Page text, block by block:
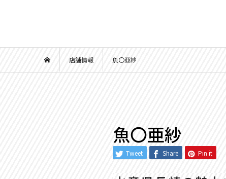
店舗情報 魚〇亜紗
魚〇亜紗
Tweet Share Pin it